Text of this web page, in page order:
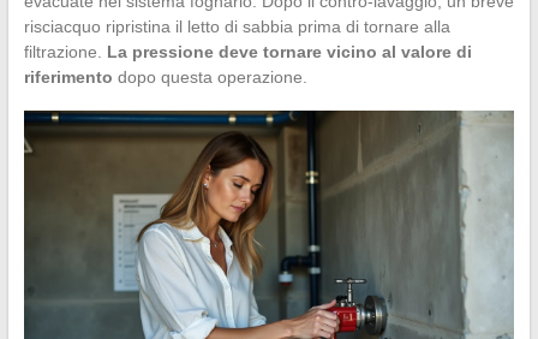
risciacquo ripristina il letto di sabbia prima di tornare alla
filtrazione. La pressione deve tornare vicino al valore di
riferimento dopo questa operazione.